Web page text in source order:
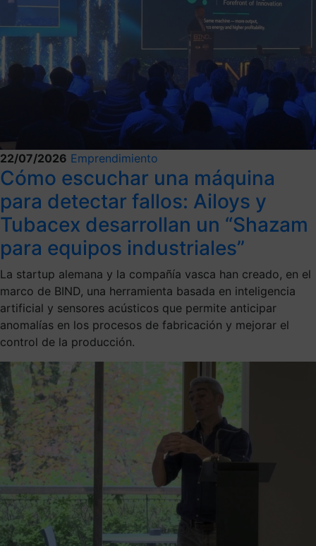
22/07/2026 Emprendimiento
Cómo escuchar una máquina
para detectar fallos: Ailoys y
Tubacex desarrollan un “Shazam
para equipos industriales”
La startup alemana y la compañía vasca han creado, en el
marco de BIND, una herramienta basada en inteligencia
artificial y sensores acústicos que permite anticipar
anomalías en los procesos de fabricación y mejorar el
control de la producción.